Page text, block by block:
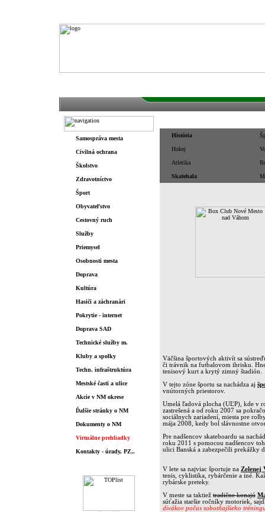
Samospráva mesta
Civilná ochrana
Školstvo
Zdravotníctvo
Šport
Obyvateľstvo
Cestovný ruch
Služby
Priemysel
Osobnosti mesta
Doprava
Kultúra
Hasiči a záchranári
Pokrytie - internet
Doprava SAD
Technické služby m.
Kluby a spolky
Techn. infraštruktúra
Mestské časti a ulice
Akcie v NM okrese
Ďalšie stránky o NM
Dokumenty o NM
Virtuálne prehliadky
Kontakty - úrady, PZ,.
História
Hokej
Atletika
Skatehala
Väčšina športových aktivít sa
či trávnik na futbalovom ihrisku.
tenisový kurt a krytý zimný štadión.
V tejto zóne športu sa nachádza aj
vnútorných priestorov.
Umelá ľadová plocha (UĽP), kde v
zastrešená a od roku 2007 sa
sociálnych zariadení, miesta pre
mája 2008, kedy bol slávnostne
Pre nadšencov skateboardu sa
roku 2011 s pomocou nadšencov
ulici Banská a zabezpečili prekážky
V lete sa najviac športuje na Zelenej
tenis, cyklistika, rybárčenie a iné.
rybárske preteky.
V meste sa taktiež tradične konajú
súťažia staršie ročníky motoriek,
divákov počas sobotňajšieho